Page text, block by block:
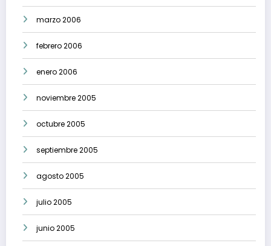
marzo 2006
febrero 2006
enero 2006
noviembre 2005
octubre 2005
septiembre 2005
agosto 2005
julio 2005
junio 2005